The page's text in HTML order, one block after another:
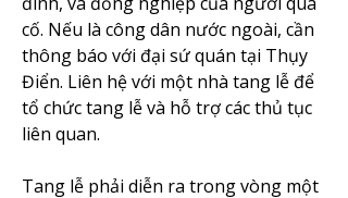
cố. Nếu là công dân nước ngoài, cần
thông báo với đại sứ quán tại Thụy
Điển. Liên hệ với một nhà tang lễ để
tổ chức tang lễ và hỗ trợ các thủ tục
liên quan.
Tang lễ phải diễn ra trong vòng một